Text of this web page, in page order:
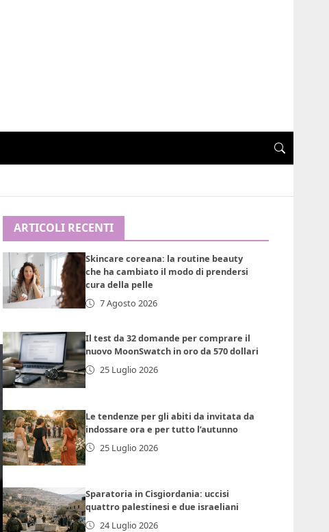
ARTICOLI RECENTI
Skincare coreana: la routine beauty
che ha cambiato il modo di prendersi
cura della pelle
7 Agosto 2026
Il test da 32 domande per comprare il
nuovo MoonSwatch in oro da 570 dollari
25 Luglio 2026
Le tendenze per gli abiti da invitata da
indossare ora e per tutto l’autunno
25 Luglio 2026
Sparatoria in Cisgiordania: uccisi
quattro palestinesi e due israeliani
24 Luglio 2026